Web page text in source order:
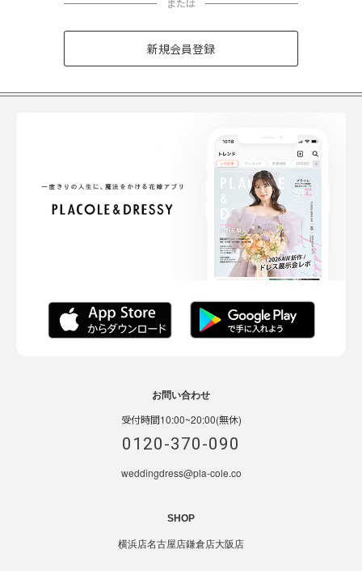
または
新規会員登録
お問い合わせ
受付時間10:00~20:00(無休)
0120-370-090
weddingdress@pla-cole.co
SHOP
横浜店名古屋店鎌倉店大阪店